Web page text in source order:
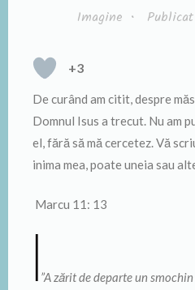
Imagine •
+3
De curând am citit, despre
Domnul Isus a trecut. Nu am
el, fără să mă cercetez. Vă
inima mea, poate uneia sau
Marcu 11: 13
”A zărit de departe un